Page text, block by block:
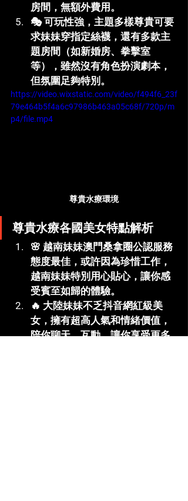
房間，無額外費用。
🎭 可玩性強，主題多樣尊貴可要
求妹妹穿指定絲襪，還有多款主
題房間（如新婚房、拳擊室
等），雖然沒有角色扮演劇本，
但氛圍足夠特別。
https://video.wixstatic.com/video/f494f6_23f
79e464b5f4a6c97986b463a05c68f/720p/m
p4/file.mp4
尊貴水療環境
尊貴水療各國美女特點解析
🌸 越南妹妹澳門桑拿圈公認服務
態度最佳，或許因為珍惜工作，
越南妹妹特別用心貼心，讓你感
受賓至如歸的體驗。
🔥 大陸妹妹不乏抖音網紅級美
女，擁有超高人氣和情緒價值，
陪你聊天、互動，讓你享受更多